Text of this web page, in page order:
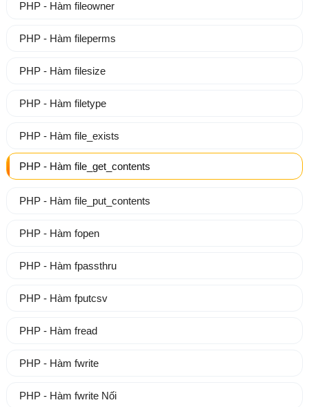
PHP - Hàm fileowner
PHP - Hàm fileperms
PHP - Hàm filesize
PHP - Hàm filetype
PHP - Hàm file_exists
PHP - Hàm file_get_contents
PHP - Hàm file_put_contents
PHP - Hàm fopen
PHP - Hàm fpassthru
PHP - Hàm fputcsv
PHP - Hàm fread
PHP - Hàm fwrite
PHP - Hàm fwrite Nối